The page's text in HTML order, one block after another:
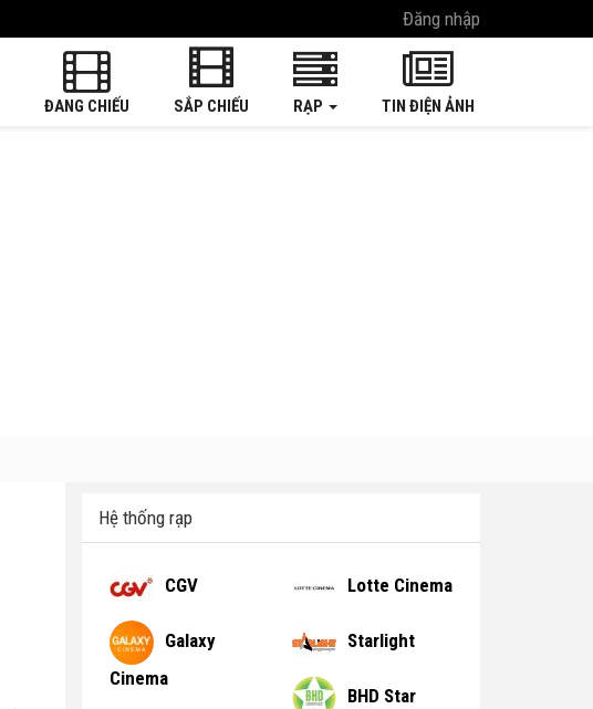
Đăng nhập
ĐANG CHIẾU SẮP CHIẾU RẠP TIN ĐIỆN ẢNH
Hệ thống rạp
CGV Lotte Cinema
Galaxy
Cinema
Starlight
BHD Star